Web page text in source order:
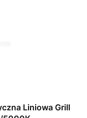
Liniowa Grill